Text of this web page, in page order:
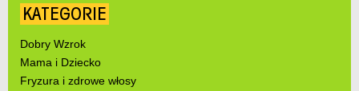
KATEGORIE
Dobry Wzrok
Mama i Dziecko
Fryzura i zdrowe włosy